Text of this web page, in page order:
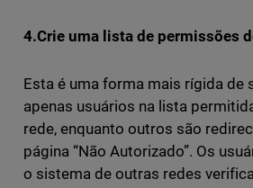
4.Crie uma lista de permissões
Esta é uma forma mais rígida de
apenas usuários na lista
rede, enquanto outros são
página “Não Autorizado”. Os
o sistema de outras redes